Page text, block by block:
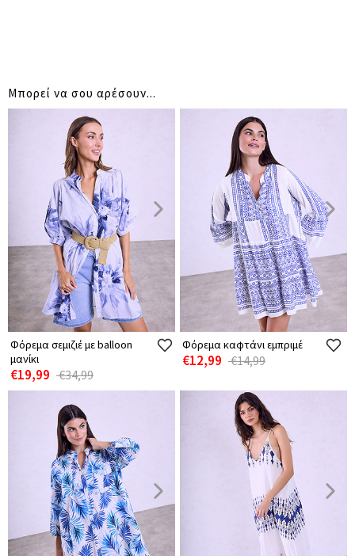
Μπορεί να σου αρέσουν...
Φόρεμα σεμιζιέ με balloon
μανίκι
€19,99 €34,99
Φόρεμα καφτάνι εμπριμέ
€12,99 €14,99